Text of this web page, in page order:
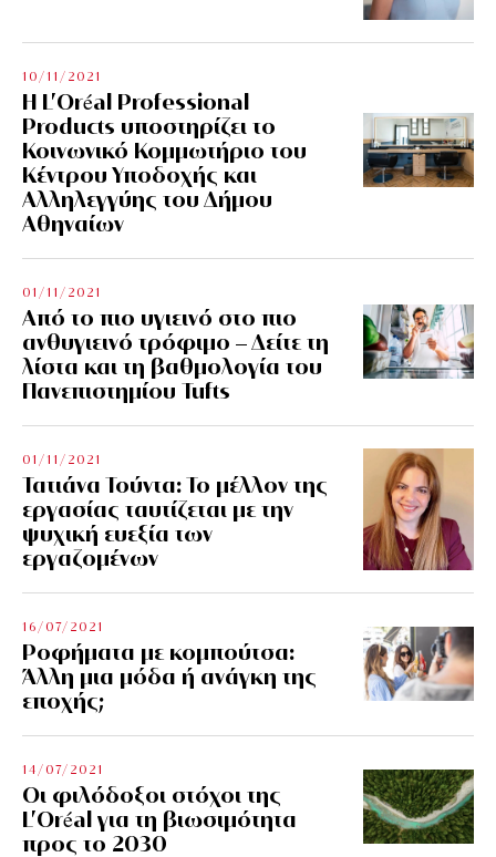
10/11/2021
Η L’Οréal Professional
Products υποστηρίζει το
Κοινωνικό Κομμωτήριο του
Κέντρου Υποδοχής και
Αλληλεγγύης του Δήμου
Αθηναίων
01/11/2021
Από το πιο υγιεινό στο πιο
ανθυγιεινό τρόφιμο – Δείτε τη
λίστα και τη βαθμολογία του
Πανεπιστημίου Tufts
01/11/2021
Τατιάνα Τούντα: Το μέλλον της
εργασίας ταυτίζεται με την
ψυχική ευεξία των
εργαζομένων
16/07/2021
Ροφήματα με κομπούτσα:
Άλλη μια μόδα ή ανάγκη της
εποχής;
14/07/2021
Οι φιλόδοξοι στόχοι της
L’Oréal για τη βιωσιμότητα
προς το 2030